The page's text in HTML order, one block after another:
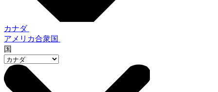
カナダ
アメリカ合衆国
国